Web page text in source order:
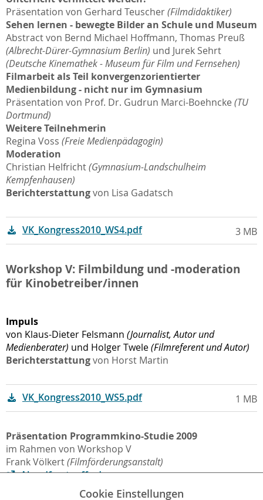
Präsentation von Gerhard Teuscher(Filmdidaktiker)
Sehen lernen - bewegte Bilder an Schule und Museum
Abstract von Bernd Michael Hoffmann, Thomas Preuß
(Albrecht-Dürer-Gymnasium Berlin) und Jurek Sehrt
(Deutsche Kinemathek - Museum für Film und Fernsehen)
Filmarbeit als Teil konvergenzorientierter
Medienbildung - nicht nur im Gymnasium
Präsentation von Prof. Dr. Gudrun Marci-Boehncke (TU
Dortmund)
Weitere Teilnehmerin
Regina Voss (Freie Medienpädagogin)
Moderation
Christian Helfricht(Gymnasium-Landschulheim
Kempfenhausen)
Berichterstattungvon Lisa Gadatsch
VK_Kongress2010_WS4.pdf 3 MB
Workshop V: Filmbildung und -moderation
für Kinobetreiber/innen
Impuls
von Klaus-Dieter Felsmann (Journalist, Autor und
Medienberater) und Holger Twele(Filmreferent und Autor)
Berichterstattungvon Horst Martin
VK_Kongress2010_WS5.pdf 1 MB
Präsentation Programmkino-Studie 2009
im Rahmen von Workshop V
Frank Völkert(Filmförderungsanstalt)
Als pdf unter ffa.de
Cookie Einstellungen